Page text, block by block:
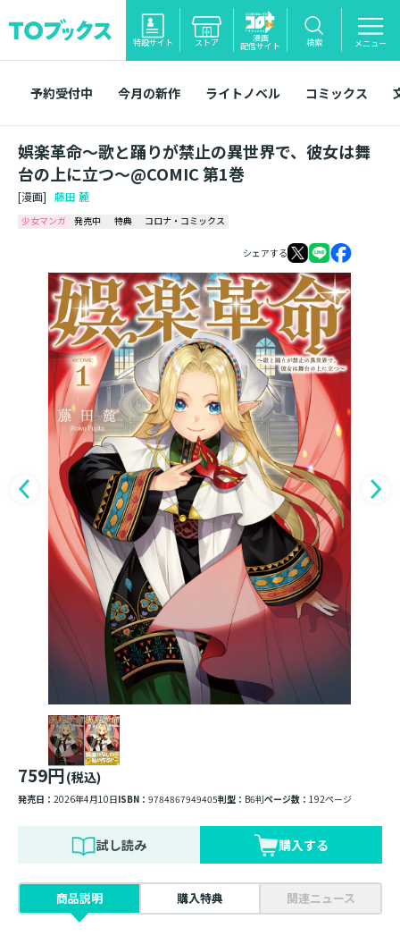
特設サイト ストア 漫画
配信サイト 検索 メニュー
予約受付中 今月の新作 ライトノベル コミックス
娯楽革命～歌と踊りが禁止の異世界で、彼女は舞
台の上に立つ～@COMIC 第1巻
[漫画] 藤田 麓
少女マンガ 発売中 特典 コロナ・コミックス
シェアする
759円(税込)
発売日： 2026年4月10日ISBN： 9784867949405判型： B6判ページ数： 192ページ
試し読み 購入する
商品説明 購入特典 関連ニュース